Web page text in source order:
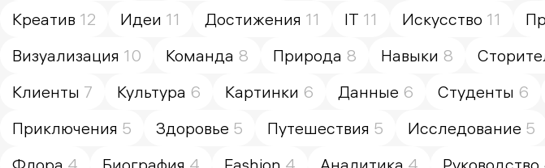
Креатив 12 Идеи 11 Достижения 11 IT 11 Искусство 11
Визуализация 10 Команда 8 Природа 8 Навыки 8
Клиенты 7 Культура 6 Картинки 6 Данные 6 Студенты 6
Приключения 5 Здоровье 5 Путешествия 5 Исследование 5